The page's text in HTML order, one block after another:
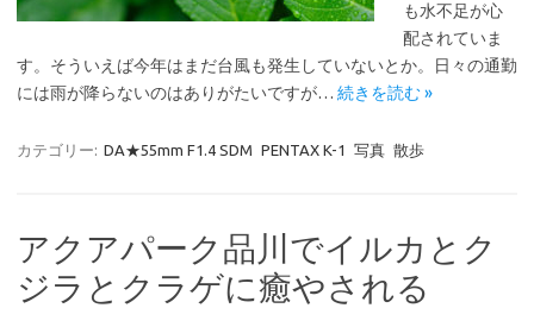
も水不足が心
配されていま
す。そういえば今年はまだ台風も発生していないとか。日々の通勤
には雨が降らないのはありがたいですが… 続きを読む »
カテゴリー: DA★55mm F1.4 SDM PENTAX K-1 写真 散歩
アクアパーク品川でイルカとク
ジラとクラゲに癒やされる